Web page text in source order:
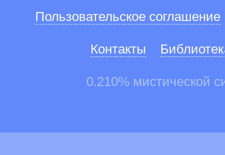
Пользовательское соглашение
Контакты
0.210% мистической